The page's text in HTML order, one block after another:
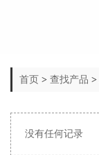
首页 > 查找产品 >
没有任何记录